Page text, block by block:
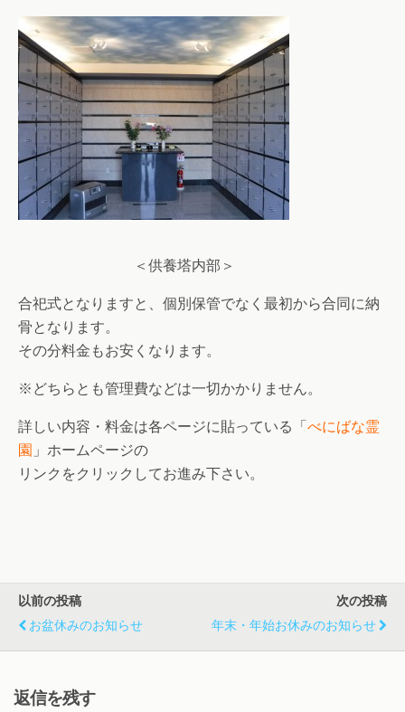
＜供養塔内部＞
合祀式となりますと、個別保管でなく最初から合同に納
骨となります。
その分料金もお安くなります。
※どちらとも管理費などは一切かかりません。
詳しい内容・料金は各ページに貼っている「べにばな霊
園 」ホームページの
リンクをクリックしてお進み下さい。
以前の投稿
お盆休みのお知らせ
次の投稿
年末・年始お休みのお知らせ
返信を残す